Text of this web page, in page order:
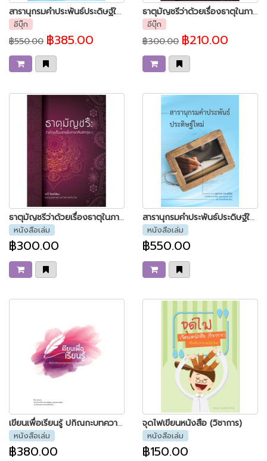
สารานุกรมคำประพันธ์ประดิษฐ์ใหม่
อีบุ๊ก
฿550.00 ฿385.00
ธาตุมัญชรีว่าด้วยเรื่องธาตุในภาษาสันสกฤต
อีบุ๊ก
฿300.00 ฿210.00
ธาตุมัญชรีว่าด้วยเรื่องธาตุในภาษาสันสกฤต
หนังสือเล่ม
฿300.00
สารานุกรมคำประพันธ์ประดิษฐ์ใหม่
หนังสือเล่ม
฿550.00
เขียนเพื่อเรียนรู้ ปกิณกะบทความภาษาและวรรณกรรมเพื่อการศึกษา
หนังสือเล่ม
฿380.00
จุดไฟเขียนหนังสือ (วิชาการ)
หนังสือเล่ม
฿150.00